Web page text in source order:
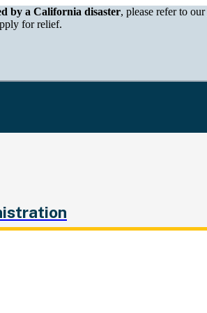
of Tax and Fee Administration
by a California disaster, please refer to our
for relief.